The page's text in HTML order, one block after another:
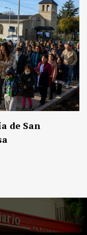
de San